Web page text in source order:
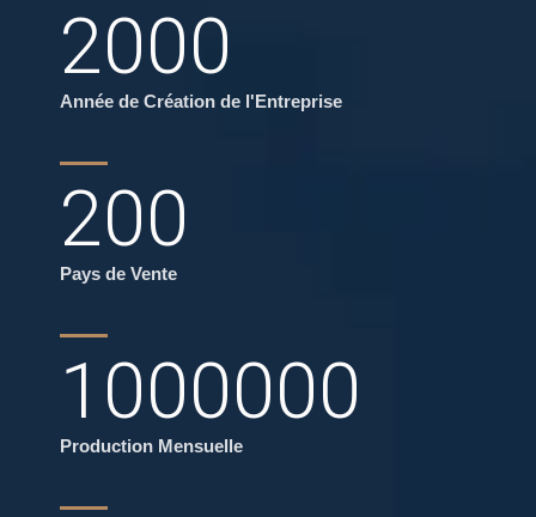
2000
Année de Création de l'Entreprise
200
Pays de Vente
1000000
Production Mensuelle